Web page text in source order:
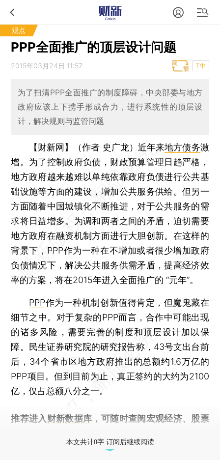
观点
PPP全面推广的顶层设计问题
2015年03月24日 11:57 T中
为了扫清PPP全面推广的制度障碍，中央部委与地方
政府应该上下携手形成合力，进行系统性的顶层设
计，解决规则与监管问题
【财新网】（作者 史广龙） 近年来地方债务激
增。为了控制政府负债，财政预算管理日趋严格，
地方政府越来越难以单纯依靠政府负债进行公共基
础设施等方面的建设，增加公共服务供给。但另一
方面随着中国城镇化不断推进，对于公共服务的需
求将日益增多。为调和两者之间的矛盾，迫切需要
地方政府在融资机制方面进行大胆创新。在这样的
背景下，PPP作为一种在不增加或者很少增加政府
负债情况下，解决公共服务供需矛盾，提高经济效
率的方案，将在2015年进入全面推广的 “元年”。
PPP作为一种机制创新值得肯定，但魔鬼藏在
细节之中。对于复杂的PPP而言，合作中可能出现
的诸多风险，需要完善的制度和顶层设计加以保
障。民生证券研究院的研究报告称，43号文出台前
后，34个省市区地方政府推出的总额约1.6万亿的
PPP项目。但到目前为止，真正签约的大约为2100
亿，仅占总额八分之一。
推荐进入 财新数据库 ，可随时查阅宏观经济、股票
本文共计0字 订阅后继续阅读